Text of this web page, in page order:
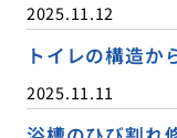
2025.11.12
トイレの構造か
2025.11.11